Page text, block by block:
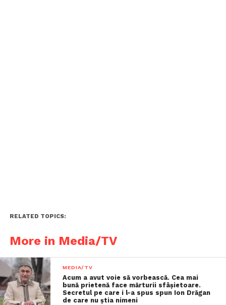
RELATED TOPICS:
More in Media/TV
MEDIA/TV
Acum a avut voie să vorbească. Cea mai
bună prietenă face mărturii sfâşietoare.
Secretul pe care i l-a spus spun Ion Drăgan
de care nu știa nimeni